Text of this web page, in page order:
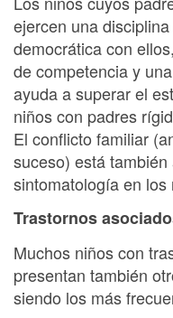
ejercen una
democrática con
de competencia y
ayuda a superar el
niños con padres
El conflicto familiar
suceso) está
sintomatología en los
Trastornos
Muchos niños con
presentan también
siendo los más